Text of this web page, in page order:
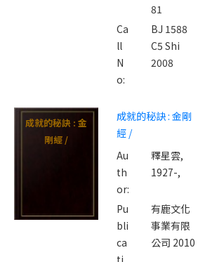
81
Ca
ll
N
o:
BJ 1588
C5 Shi
2008
成就的秘訣 : 金
剛經 /
成就的秘訣 : 金剛
經 /
Au
th
or:
釋星雲,
1927-,
Pu
bli
ca
ti
有鹿文化
事業有限
公司 2010